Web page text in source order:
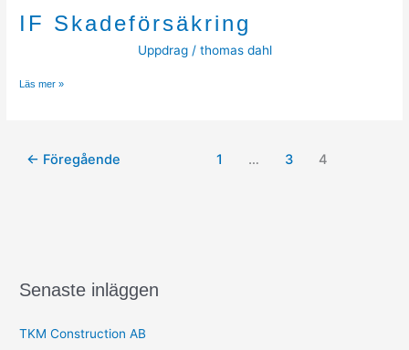
IF Skadeförsäkring
Uppdrag/ thomas dahl
IF
Läs mer »
← Föregående 1 … 3 4
Senaste inläggen
TKM Construction AB